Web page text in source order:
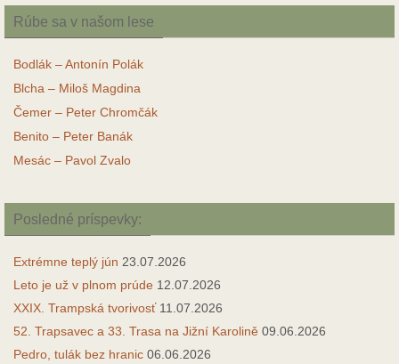
Rúbe sa v našom lese
Bodlák – Antonín Polák
Blcha – Miloš Magdina
Čemer – Peter Chromčák
Benito – Peter Banák
Mesác – Pavol Zvalo
Posledné príspevky:
Extrémne teplý jún 23.07.2026
Leto je už v plnom prúde 12.07.2026
XXIX. Trampská tvorivosť 11.07.2026
52. Trapsavec a 33. Trasa na Jižní Karolině 09.06.2026
Pedro, tulák bez hranic 06.06.2026